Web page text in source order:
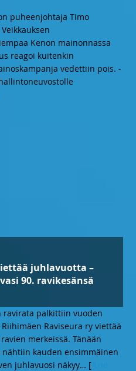
puheenjohtaja Timo
Kenon mainonnassa
reagoi kuitenkin
vedettiin pois. -
juhlavuotta –
90. ravikesänsä
ravirata palkittiin vuoden
Raviseura ry viettää
merkeissä. Tänään
nähtiin kauden ensimmäinen
juhlavuosi näkyy… [